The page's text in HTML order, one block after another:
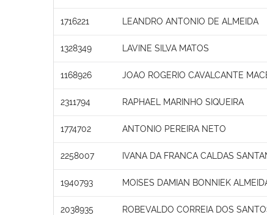
1716221 LEANDRO ANTONIO DE ALMEIDA
1328349 LAVINE SILVA MATOS
1168926 JOAO ROGERIO CAVALCANTE
2311794 RAPHAEL MARINHO SIQUEIRA
1774702 ANTONIO PEREIRA NETO
2258007 IVANA DA FRANCA CALDAS
1940793 MOISES DAMIAN BONNIEK
2038935 ROBEVALDO CORREIA DOS